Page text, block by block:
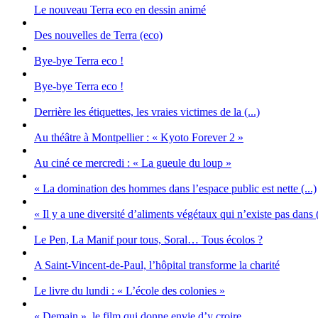
Le nouveau Terra eco en dessin animé
Des nouvelles de Terra (eco)
Bye-bye Terra eco !
Bye-bye Terra eco !
Derrière les étiquettes, les vraies victimes de la (...)
Au théâtre à Montpellier : « Kyoto Forever 2 »
Au ciné ce mercredi : « La gueule du loup »
« La domination des hommes dans l’espace public est nette (...)
« Il y a une diversité d’aliments végétaux qui n’existe pas dans
Le Pen, La Manif pour tous, Soral… Tous écolos ?
A Saint-Vincent-de-Paul, l’hôpital transforme la charité
Le livre du lundi : « L’école des colonies »